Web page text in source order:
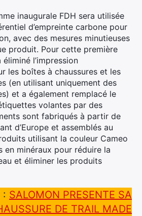
inaugurale FDH sera utilisée
d’empreinte carbone pour
avec des mesures minutieuses
produit. Pour cette première
éliminé l’impression
les boîtes à chaussures et les
(en utilisant uniquement des
et a également remplacé le
volantes par des
sont fabriqués à partir de
d’Europe et assemblés au
utilisant la couleur Cameo
en minéraux pour réduire la
et éliminer les produits
: SALOMON PRESENTE SA
DE TRAIL MADE